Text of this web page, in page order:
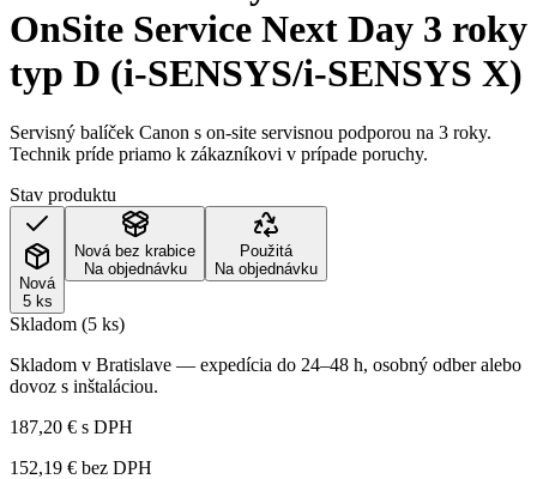
OnSite Service Next Day 3 roky
typ D (i-SENSYS/i-SENSYS X)
Servisný balíček Canon s on-site servisnou podporou na 3 roky.
Technik príde priamo k zákazníkovi v prípade poruchy.
Stav produktu
Nová
5 ks
Nová bez krabice
Na objednávku
Použitá
Na objednávku
Skladom (5 ks)
Skladom v Bratislave — expedícia do 24–48 h, osobný odber alebo
dovoz s inštaláciou.
187,20 € s DPH
152,19 € bez DPH